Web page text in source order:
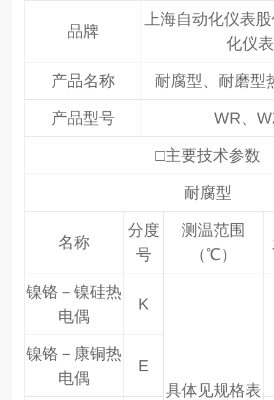
品牌
上海自动化仪表
化仪
产品名称 耐腐型、耐磨型
产品型号 WR、
□主要技术参数
耐腐型
名称
分度
号
测温范围
（℃）
镍铬－镍硅热
电偶
K
具体见规格表
镍铬－康铜热
电偶
E